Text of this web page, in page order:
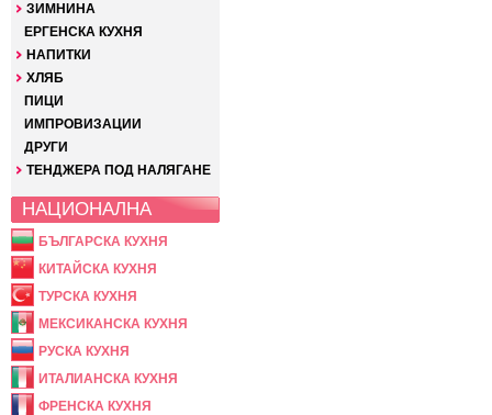
ЗИМНИНА
ЕРГЕНСКА КУХНЯ
НАПИТКИ
ХЛЯБ
ПИЦИ
ИМПРОВИЗАЦИИ
ДРУГИ
ТЕНДЖЕРА ПОД НАЛЯГАНЕ
НАЦИОНАЛНА
БЪЛГАРСКА КУХНЯ
КИТАЙСКА КУХНЯ
ТУРСКА КУХНЯ
МЕКСИКАНСКА КУХНЯ
РУСКА КУХНЯ
ИТАЛИАНСКА КУХНЯ
ФРЕНСКА КУХНЯ